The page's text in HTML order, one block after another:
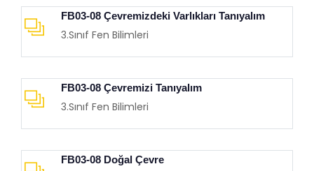
FB03-08 Çevremizdeki Varlıkları Tanıyalım
3.Sınıf Fen Bilimleri
FB03-08 Çevremizi Tanıyalım
3.Sınıf Fen Bilimleri
FB03-08 Doğal Çevre